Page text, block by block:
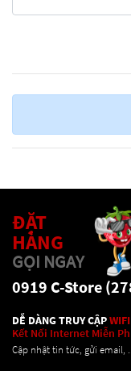
ĐẶT
HÀNG
GỌI NGAY
0919 C-Store
DỄ DÀNG TRUY CẬPWIFI
Kết Nối Internet Miễn
Cập nhật tin tức, gửi email,